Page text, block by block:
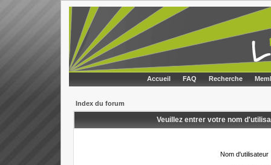
Accueil FAQ Recherche
Index du forum
Veuillez entrer votre nom
Nom d'utilisateur